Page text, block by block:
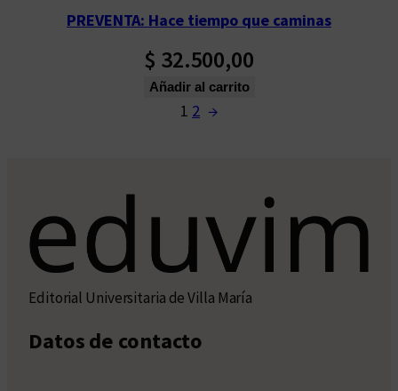
PREVENTA: Hace tiempo que caminas
$ 32.500,00
Añadir al carrito
1 2 →
Editorial Universitaria de Villa María
Datos de contacto